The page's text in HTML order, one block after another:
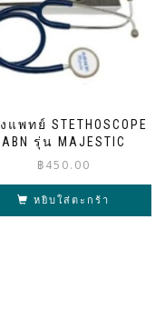
แพทย์ STETHOSCOPE
ABN รุ่น MAJESTIC
฿450.00
หยิบใส่ตะกร้า